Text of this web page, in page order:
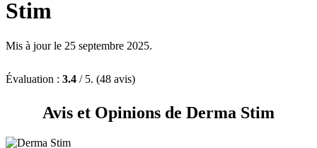
Stim
Mis à jour le 25 septembre 2025.
Évaluation : 3.4 / 5. (48 avis)
Avis et Opinions de Derma Stim